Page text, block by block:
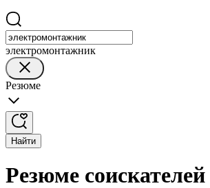
электромонтажник
Резюме
Найти
Резюме